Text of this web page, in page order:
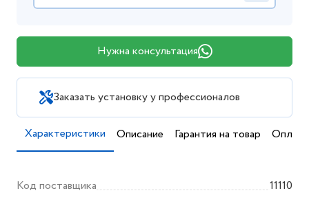
Нужна консультация
Заказать установку у профессионалов
Характеристики Описание Гарантия на товар Оплата
Код поставщика 11110